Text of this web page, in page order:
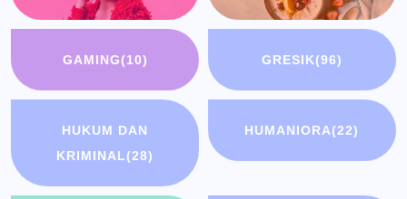
GAMING(10) GRESIK(96)
HUKUM DAN
KRIMINAL(28)
HUMANIORA(22)